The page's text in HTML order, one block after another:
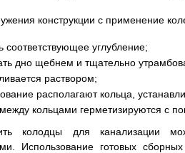
конструкции с применение
соответствующее углубление;
дно щебнем и тщательно
раствором;
располагают кольца,
кольцами герметизируются с
колодцы для канализации
Использование готовых